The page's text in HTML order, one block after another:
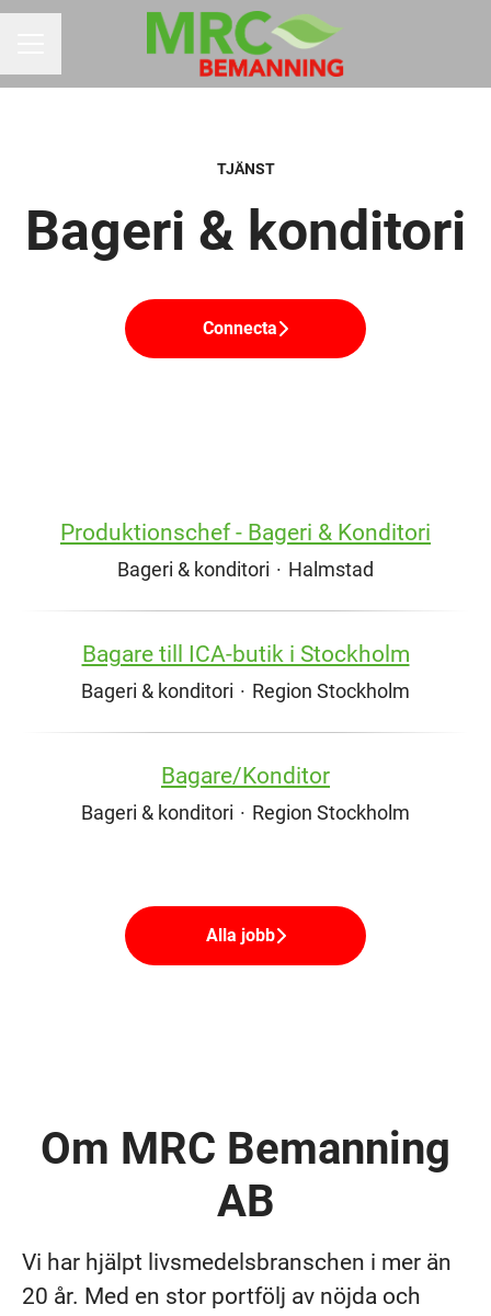
TJÄNST
Bageri & konditori
Connecta
Produktionschef - Bageri & Konditori
Bageri & konditori · Halmstad
Bagare till ICA-butik i Stockholm
Bageri & konditori · Region Stockholm
Bagare/Konditor
Bageri & konditori · Region Stockholm
Alla jobb
Om MRC Bemanning
AB
Vi har hjälpt livsmedelsbranschen i mer än
20 år. Med en stor portfölj av nöjda och